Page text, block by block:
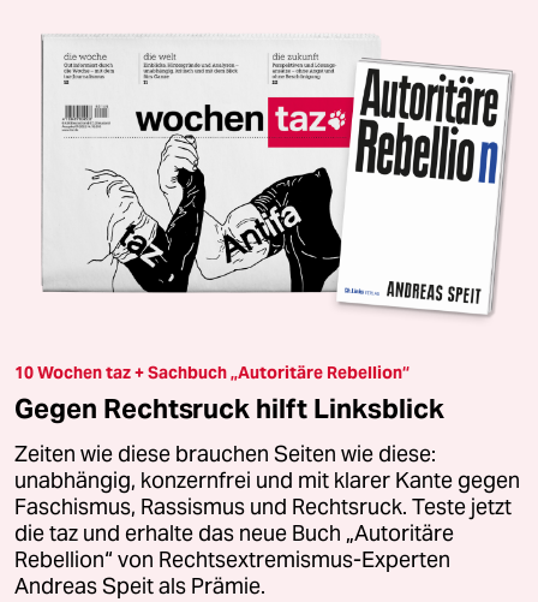
10 Wochen taz + Sachbuch „Autoritäre Rebellion“
Gegen Rechtsruck hilft Linksblick
Zeiten wie diese brauchen Seiten wie diese:
unabhängig, konzernfrei und mit klarer Kante gegen
Faschismus, Rassismus und Rechtsruck. Teste jetzt
die taz und erhalte das neue Buch „Autoritäre
Rebellion“ von Rechtsextremismus-Experten
Andreas Speit als Prämie.